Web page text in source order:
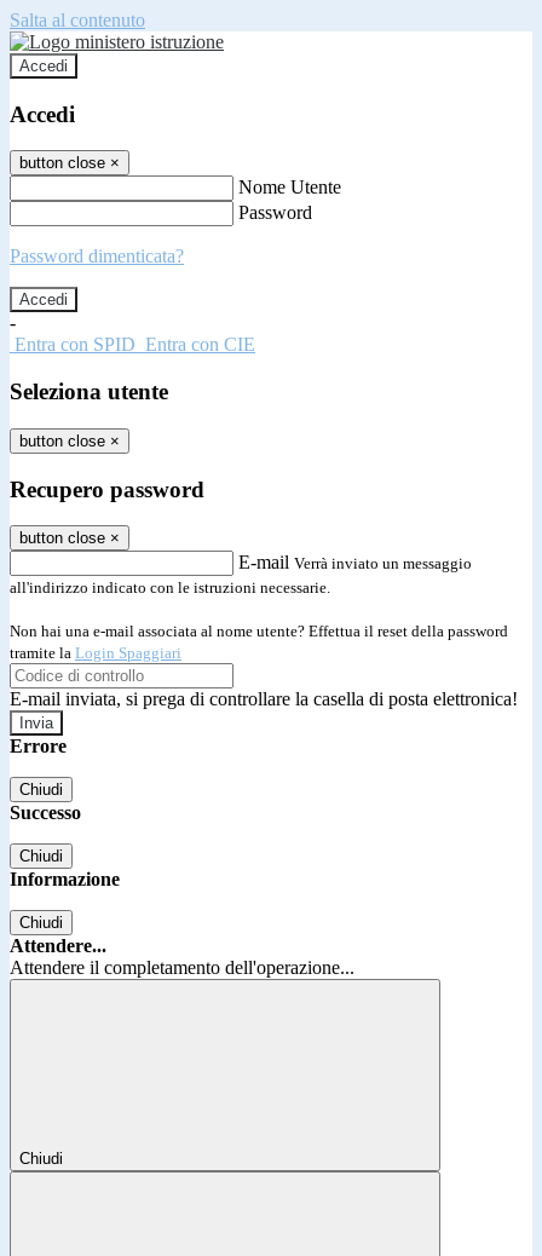
Salta al contenuto
Accedi
Accedi
button close ×
Nome Utente
Password
Password dimenticata?
-
Entra con SPID Entra con CIE
Seleziona utente
button close ×
Recupero password
button close ×
E-mail Verrà inviato un messaggio
all'indirizzo indicato con le istruzioni necessarie.
Non hai una e-mail associata al nome utente? Effettua il reset della password
tramite la Login Spaggiari
E-mail inviata, si prega di controllare la casella di posta elettronica!
Errore
Chiudi
Successo
Chiudi
Informazione
Chiudi
Attendere...
Attendere il completamento dell'operazione...
Chiudi